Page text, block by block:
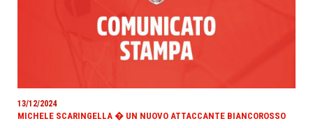
13/12/2024
MICHELE SCARINGELLA � UN NUOVO ATTACCANTE BIANCOROSSO